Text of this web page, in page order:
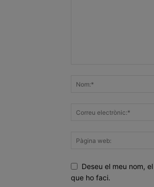
Deseu el meu nom,
que ho faci.